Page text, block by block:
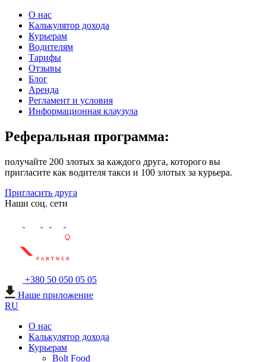
О нас
Калькулятор дохода
Курьерам
Водителям
Тарифы
Отзывы
Блог
Аренда
Регламент и условия
Информационная клаузула
Реферальная программа:
получайте 200 злотых за каждого друга, которого вы
пригласите как водителя такси и 100 злотых за курьера.
Пригласить друга
Наши соц. сети
+380 50 050 05 05
Наше приложение
RU
О нас
Калькулятор дохода
Курьерам
Bolt Food